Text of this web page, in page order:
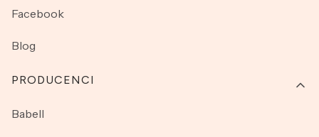
Facebook
Blog
PRODUCENCI
Babell